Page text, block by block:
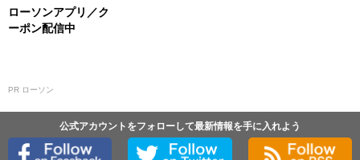
ローソンアプリ／ク
ーポン配信中
PR ローソン
公式アカウントをフォローして最新情報を手に入れよう